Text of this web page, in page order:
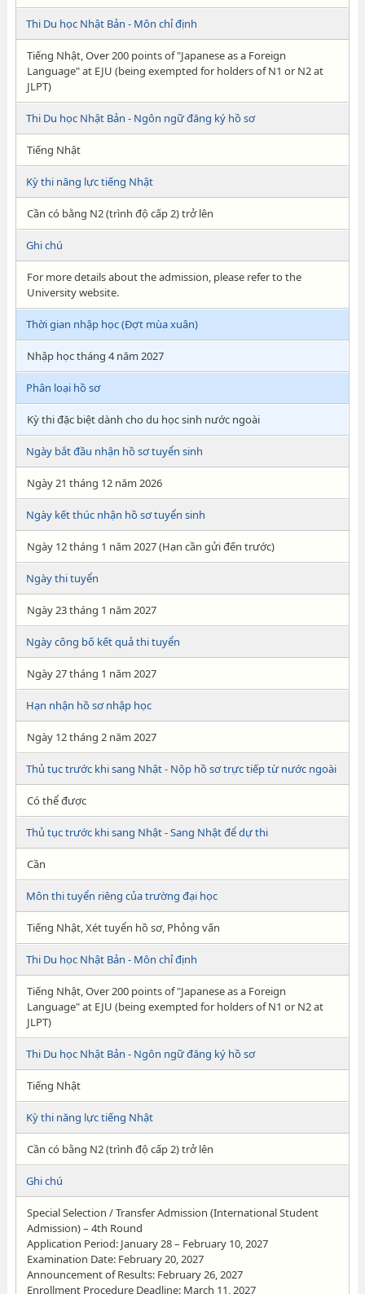
Thi Du học Nhật Bản - Môn chỉ định
Tiếng Nhật, Over 200 points of "Japanese as a Foreign
Language" at EJU (being exempted for holders of N1 or N2 at
JLPT)
Thi Du học Nhật Bản - Ngôn ngữ đăng ký hồ sơ
Tiếng Nhật
Kỳ thi năng lực tiếng Nhật
Cần có bằng N2 (trình độ cấp 2) trở lên
Ghi chú
For more details about the admission, please refer to the
University website.
Thời gian nhập học (Đợt mùa xuân)
Nhập học tháng 4 năm 2027
Phân loại hồ sơ
Kỳ thi đặc biệt dành cho du học sinh nước ngoài
Ngày bắt đầu nhận hồ sơ tuyển sinh
Ngày 21 tháng 12 năm 2026
Ngày kết thúc nhận hồ sơ tuyển sinh
Ngày 12 tháng 1 năm 2027 (Hạn cần gửi đến trước)
Ngày thi tuyển
Ngày 23 tháng 1 năm 2027
Ngày công bố kết quả thi tuyển
Ngày 27 tháng 1 năm 2027
Hạn nhận hồ sơ nhập học
Ngày 12 tháng 2 năm 2027
Thủ tục trước khi sang Nhật - Nộp hồ sơ trực tiếp từ nước ngoài
Có thể được
Thủ tục trước khi sang Nhật - Sang Nhật để dự thi
Cần
Môn thi tuyển riêng của trường đại học
Tiếng Nhật, Xét tuyển hồ sơ, Phỏng vấn
Thi Du học Nhật Bản - Môn chỉ định
Tiếng Nhật, Over 200 points of "Japanese as a Foreign
Language" at EJU (being exempted for holders of N1 or N2 at
JLPT)
Thi Du học Nhật Bản - Ngôn ngữ đăng ký hồ sơ
Tiếng Nhật
Kỳ thi năng lực tiếng Nhật
Cần có bằng N2 (trình độ cấp 2) trở lên
Ghi chú
Special Selection / Transfer Admission (International Student
Admission) – 4th Round
Application Period: January 28 – February 10, 2027
Examination Date: February 20, 2027
Announcement of Results: February 26, 2027
Enrollment Procedure Deadline: March 11, 2027